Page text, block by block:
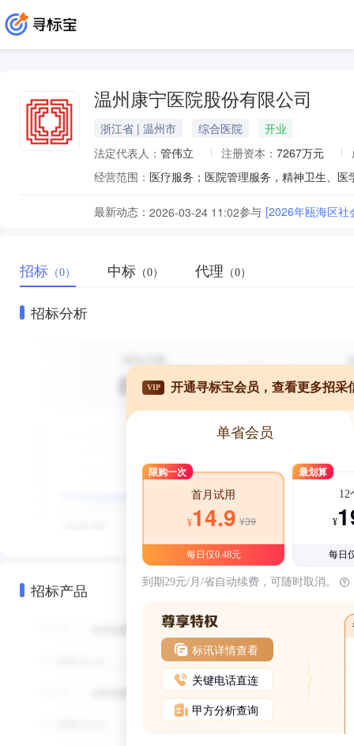
温州康宁医院股份有限公司
浙江省 | 温州市 综合医院
开业
法定代表人： 管伟立 注册资本： 7267万元
经营范围： 医疗服务；医院管理服务，精神卫生、
最新动态： 2026-03-24 11:02参与 [2026年瓯海区社
招标 （0） 中标 （0） 代理 （0）
招标分析
招标产品
VIP 开通寻标宝会员，查看更多招采
单省会员
限购一次
首月试用
¥14.9 ¥39
每日仅0.48元
最划算
12
¥
每日
到期29元/月/省自动续费，可随时取消。
标讯详情查看
关键电话直连
甲方分析查询